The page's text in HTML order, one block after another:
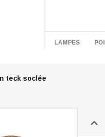
LAMPES
teck soclée